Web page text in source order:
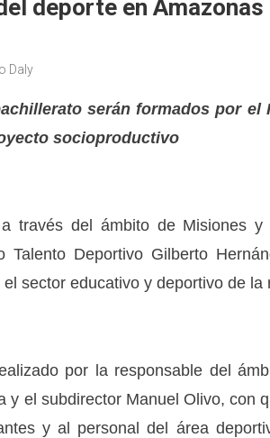
deporte en Amazonas
Daly
serán formados por
socioproductivo
través del ámbito de Misiones
Talento Deportivo Gilberto
sector educativo y deportivo de la
por la responsable del
y el subdirector Manuel Olivo, con
y al personal del área